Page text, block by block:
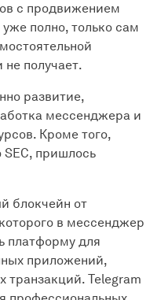
с продвижением
полно, только сам
получает.
развитие,
мессенджера и
Кроме того,
SEC, пришлось
блокчейн от
в мессенджер
платформу для
приложений,
транзакций. Telegram